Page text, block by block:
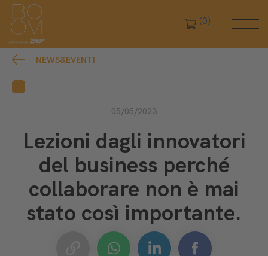
(0)
NEWS&EVENTI
05/05/2023
Lezioni dagli innovatori
del business perché
collaborare non è mai
stato così importante.